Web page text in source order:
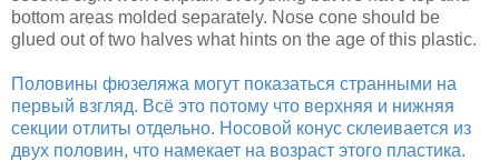
bottom areas molded separately. Nose cone should be
glued out of two halves what hints on the age of this plastic.
Половины фюзеляжа могут показаться странными на
первый взгляд. Всё это потому что верхняя и нижняя
секции отлиты отдельно. Носовой конус склеивается из
двух половин, что намекает на возраст этого пластика.